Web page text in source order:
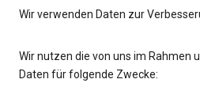
Wir verwenden Daten zur
Wir nutzen die von uns im Rahmen
Daten für folgende Zwecke: